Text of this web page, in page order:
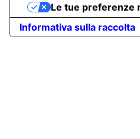
Informativa sulla raccolta
Le tue preferenze